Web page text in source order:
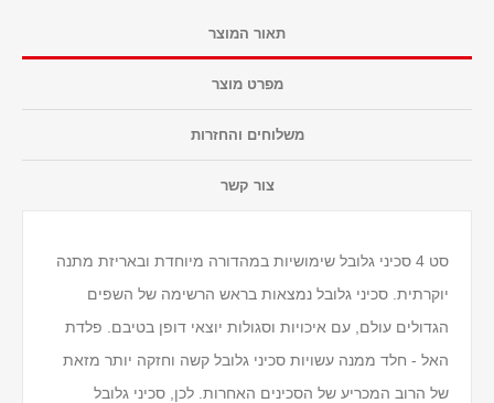
תאור המוצר
מפרט מוצר
משלוחים והחזרות
צור קשר
סט 4 סכיני גלובל שימושיות במהדורה מיוחדת ובאריזת מתנה
יוקרתית. סכיני גלובל נמצאות בראש הרשימה של השפים
הגדולים עולם, עם איכויות וסגולות יוצאי דופן בטיבם. פלדת
האל - חלד ממנה עשויות סכיני גלובל קשה וחזקה יותר מזאת
של הרוב המכריע של הסכינים האחרות. לכן, סכיני גלובל